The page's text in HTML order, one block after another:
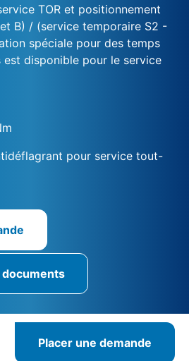
TOR et positionnement
B) / (service temporaire S2 -
spéciale pour des temps
disponible pour le service
pour service tout-
Placer une demande